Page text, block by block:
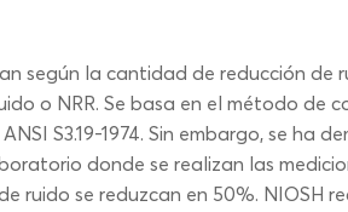
según la cantidad de reducción de
o NRR. Se basa en el método de
S3.19-1974. Sin embargo, se ha
donde se realizan las
ruido se reduzcan en 50%. NIOSH